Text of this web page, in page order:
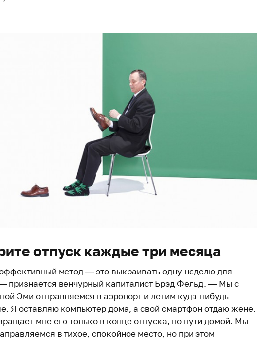
отпуск каждые три месяца
метод — это выкраивать одну неделю для
признается венчурный капиталист Брэд Фельд. — Мы с
Эми отправляемся в аэропорт и летим куда-нибудь
Я оставляю компьютер дома, а свой смартфон отдаю жене.
мне его только в конце отпуска, по пути домой. Мы
в тихое, спокойное место, но при этом